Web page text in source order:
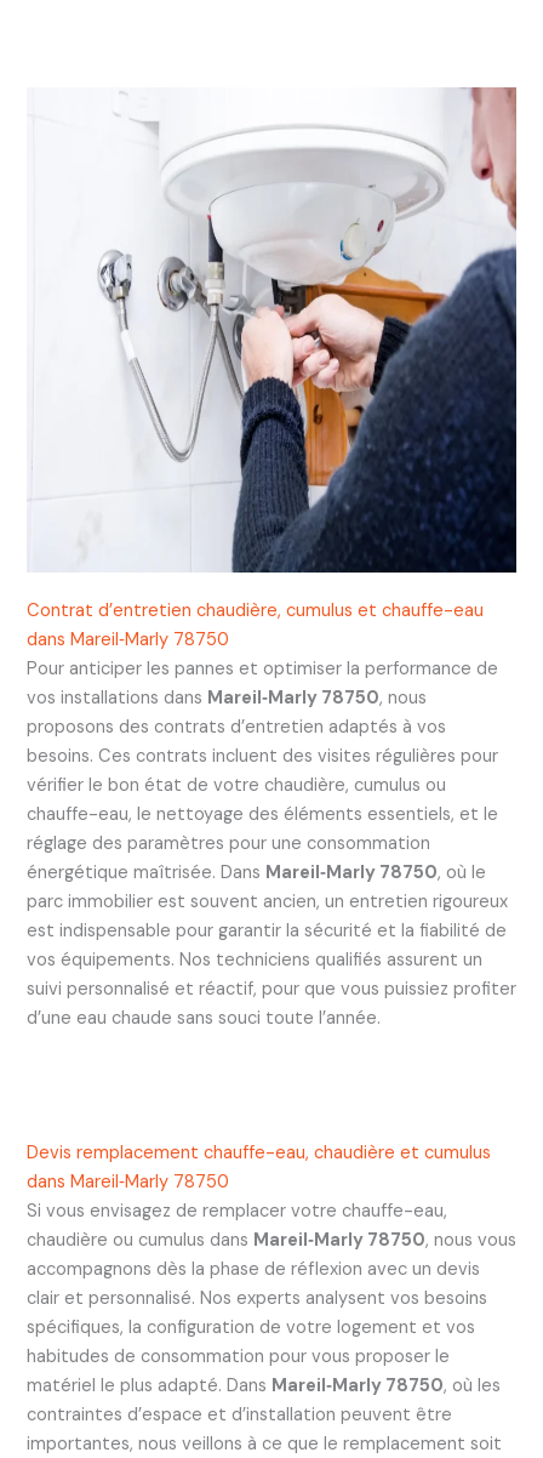
Contrat d’entretien chaudière, cumulus et chauffe-eau
dans Mareil‑Marly 78750
Pour anticiper les pannes et optimiser la performance de
vos installations dans Mareil‑Marly 78750, nous
proposons des contrats d’entretien adaptés à vos
besoins. Ces contrats incluent des visites régulières pour
vérifier le bon état de votre chaudière, cumulus ou
chauffe-eau, le nettoyage des éléments essentiels, et le
réglage des paramètres pour une consommation
énergétique maîtrisée. Dans Mareil‑Marly 78750, où le
parc immobilier est souvent ancien, un entretien rigoureux
est indispensable pour garantir la sécurité et la fiabilité de
vos équipements. Nos techniciens qualifiés assurent un
suivi personnalisé et réactif, pour que vous puissiez profiter
d’une eau chaude sans souci toute l’année.
Devis remplacement chauffe-eau, chaudière et cumulus
dans Mareil‑Marly 78750
Si vous envisagez de remplacer votre chauffe-eau,
chaudière ou cumulus dans Mareil‑Marly 78750, nous vous
accompagnons dès la phase de réflexion avec un devis
clair et personnalisé. Nos experts analysent vos besoins
spécifiques, la configuration de votre logement et vos
habitudes de consommation pour vous proposer le
matériel le plus adapté. Dans Mareil‑Marly 78750, où les
contraintes d’espace et d’installation peuvent être
importantes, nous veillons à ce que le remplacement soit